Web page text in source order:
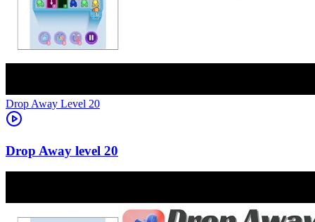
Level 20
20